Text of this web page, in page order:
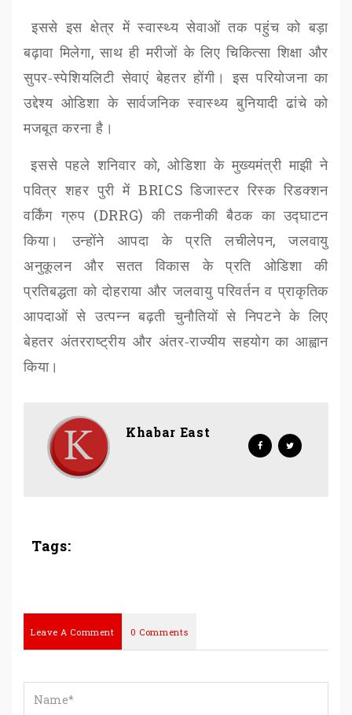
इससे इस क्षेत्र में स्वास्थ्य सेवाओं तक पहुंच को बड़ा
बढ़ावा मिलेगा,साथ ही मरीजों के लिए चिकित्सा शिक्षा और
सुपर-स्पेशियलिटी सेवाएं बेहतर होंगी। इस परियोजना का
उद्देश्य ओडिशा के सार्वजनिक स्वास्थ्य बुनियादी ढांचे को
मजबूत करना है।
इससे पहले शनिवार को,ओडिशा के मुख्यमंत्री माझी ने
पवित्र शहर पुरी में BRICSडिजास्टर रिस्क रिडक्शन
वर्किंग ग्रुप (DRRG)की तकनीकी बैठक का उद्घाटन
किया। उन्होंने आपदा के प्रति लचीलेपन,जलवायु
अनुकूलन और सतत विकास के प्रति ओडिशा की
प्रतिबद्धता को दोहराया और जलवायु परिवर्तन व प्राकृतिक
आपदाओं से उत्पन्न बढ़ती चुनौतियों से निपटने के लिए
बेहतर अंतरराष्ट्रीय और अंतर-राज्यीय सहयोग का आह्वान
किया।
Khabar East
Tags:
Leave A Comment 0 Comments